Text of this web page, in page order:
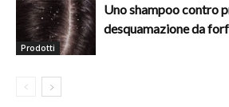
Prodotti
Uno shampoo contro
desquamazione da